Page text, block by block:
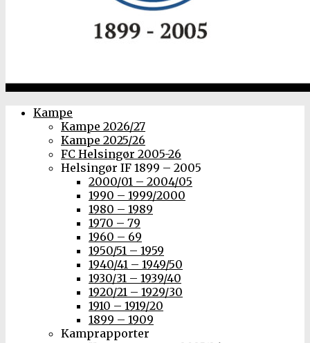
Kampe
Kampe 2026/27
Kampe 2025/26
FC Helsingør 2005-26
Helsingør IF 1899 – 2005
2000/01 – 2004/05
1990 – 1999/2000
1980 – 1989
1970 – 79
1960 – 69
1950/51 – 1959
1940/41 – 1949/50
1930/31 – 1939/40
1920/21 – 1929/30
1910 – 1919/20
1899 – 1909
Kamprapporter